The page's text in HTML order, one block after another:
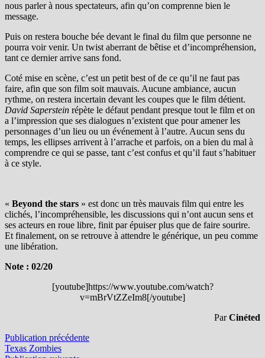
nous parler à nous spectateurs, afin qu’on comprenne bien le
message.
Puis on restera bouche bée devant le final du film que personne ne
pourra voir venir. Un twist aberrant de bêtise et d’incompréhension,
tant ce dernier arrive sans fond.
Coté mise en scène, c’est un petit best of de ce qu’il ne faut pas
faire, afin que son film soit mauvais. Aucune ambiance, aucun
rythme, on restera incertain devant les coupes que le film détient.
David Saperstein répète le défaut pendant presque tout le film et on
a l’impression que ses dialogues n’existent que pour amener les
personnages d’un lieu ou un événement à l’autre. Aucun sens du
temps, les ellipses arrivent à l’arrache et parfois, on a bien du mal à
comprendre ce qui se passe, tant c’est confus et qu’il faut s’habituer
à ce style.
« Beyond the stars » est donc un très mauvais film qui entre les
clichés, l’incompréhensible, les discussions qui n’ont aucun sens et
ses acteurs en roue libre, finit par épuiser plus que de faire sourire.
Et finalement, on se retrouve à attendre le générique, un peu comme
une libération.
Note : 02/20
[youtube]https://www.youtube.com/watch?
v=mBrVtZZeIm8[/youtube]
ParCinéted
Navigation
Publication précédentePublication
Texas Zombies